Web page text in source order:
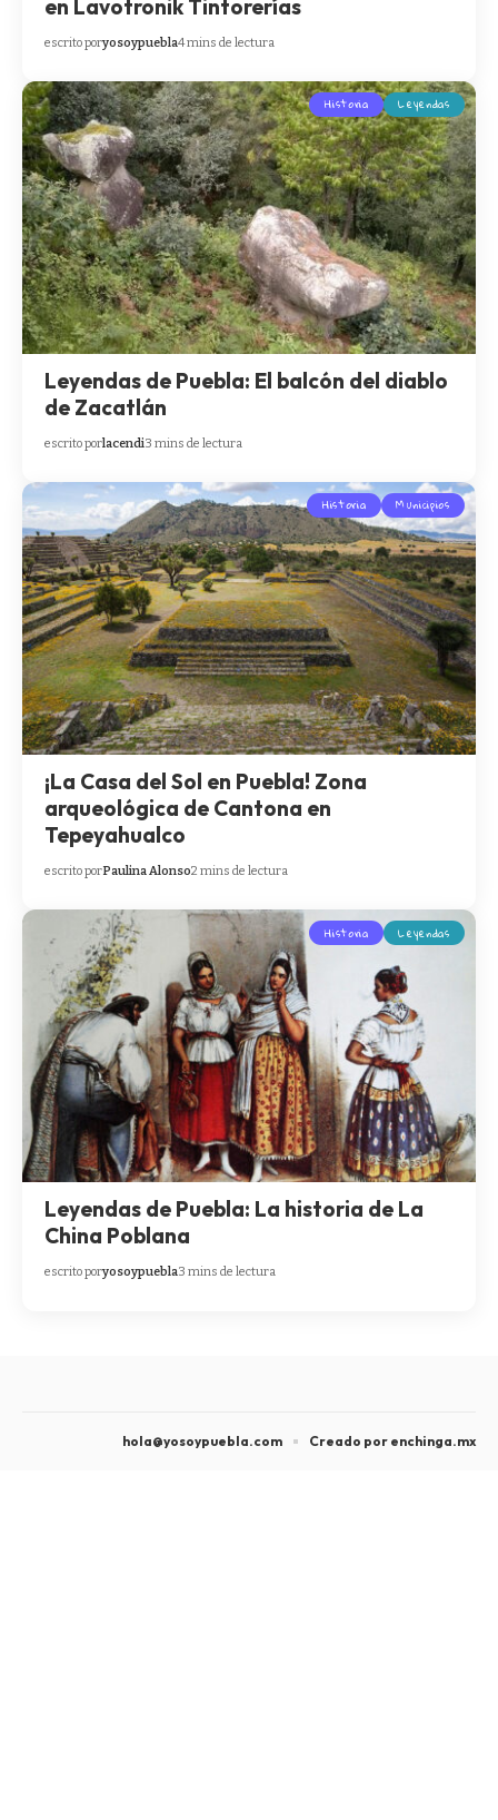
en Lavotronik Tintorerías
escrito poryosoypuebla4 mins de lectura
Historia Leyendas
Leyendas de Puebla: El balcón del diablo
de Zacatlán
escrito porlacendi3 mins de lectura
Historia Municipios
¡La Casa del Sol en Puebla! Zona
arqueológica de Cantona en
Tepeyahualco
escrito porPaulina Alonso2 mins de lectura
Historia Leyendas
Leyendas de Puebla: La historia de La
China Poblana
escrito poryosoypuebla3 mins de lectura
hola@yosoypuebla.com Creado por enchinga.mx